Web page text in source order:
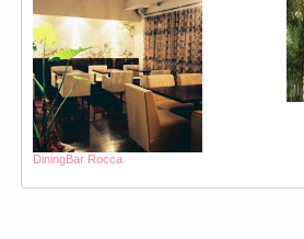
DiningBar Rocca